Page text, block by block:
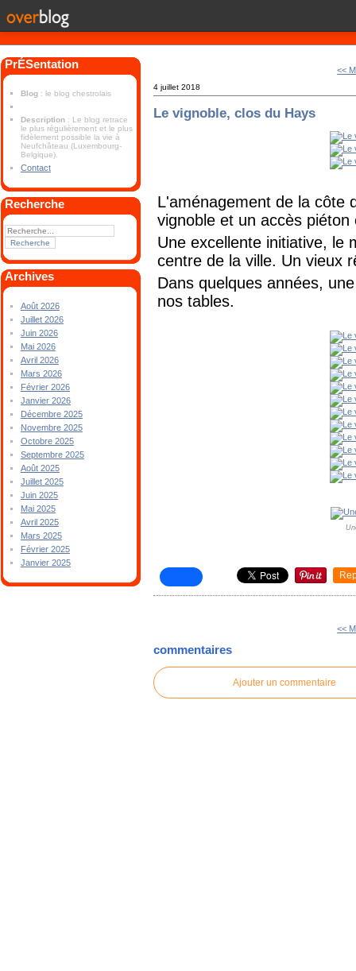
PrÉSentation
Blog : le blog chestrolais
Description : Le blog retrace
le plus régulièrement et le plus
fidèlement possible la vie à
Neufchâteau (Luxembourg-
Belgique).
Contact
Recherche
Archives
Août 2026
Juillet 2026
Juin 2026
Mai 2026
Avril 2026
Mars 2026
Février 2026
Janvier 2026
Décembre 2025
Novembre 2025
Octobre 2025
Septembre 2025
Août 2025
Juillet 2025
Juin 2025
Mai 2025
Avril 2025
Mars 2025
Février 2025
Janvier 2025
<<
4 juillet 2018
Le vignoble, clos du Hays
L'aménagement de la côte
vignoble et un accès
Une excellente initiative, le
centre de la ville. Un vieux
Dans quelques années,
nos tables.
<<
commentaires
Ajouter un commentaire